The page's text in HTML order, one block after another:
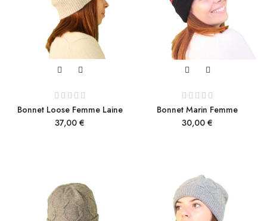
Bonnet Loose Femme Laine
Prix
37,00 €
Bonnet Marin Femme
Prix
30,00 €